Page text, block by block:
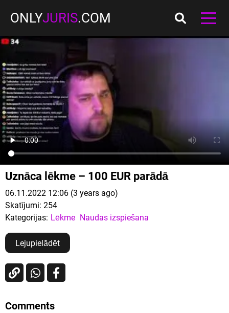
ONLYJURIS.COM
Uznāca lēkme – 100 EUR parādā
06.11.2022 12:06 (3 years ago)
Skatījumi: 254
Kategorijas: Lēkme Naudas izspiešana
Lejupielādēt
Comments